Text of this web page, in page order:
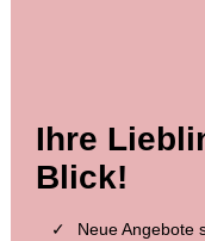
H. PECHSTEIN
Ergebnis:€ 26.400
Ihre
Blick!
Neue Angebote